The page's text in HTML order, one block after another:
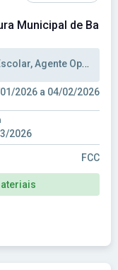
Municipal de
Agente Operacional
2026 a 04/02/2026
2026
FCC